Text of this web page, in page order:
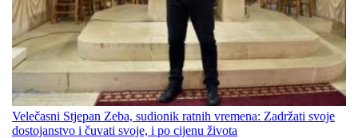
Velečasni Stjepan Zeba, sudionik ratnih vremena: Zadržati svoje
dostojanstvo i čuvati svoje, i po cijenu života